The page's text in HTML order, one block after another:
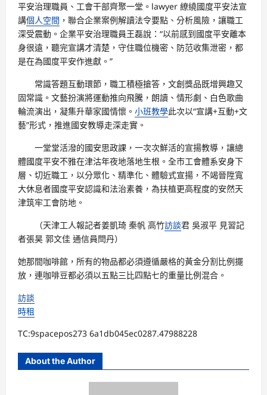
平安治理職員、工會干部齊聚一堂。lawyer 繚繞國度平安法宣
講個人空間 ，聯合企業案例解讀法令要點、分析風險，讓職工
深受震動。企業平安治理職員王磊說：“以前感到國度平安離本
身很遠，聽完宣講才清楚，守住職位機密、防范收集泄密，都
是在為國度平安作進獻。”
常識答題互動環節，職工積極搶答，文創獎品既增興趣又
固常識。文藝扮演將運動推向飛騰，朗讀、情形劇、白色歌曲
輪流演出，凝集升華家國情懷。 小班教學此次以“宣講+互動+文
藝”形式，推進國安教導走深走實。
一堂堂活潑的國安思政課，一次次鮮活的宣揚教導，讓總
體國度平安不雅在津沽年夜地落地生根。全市工會體系安身下
層、切近職工，以分眾化、精準化、體驗式宣揚，不竭晉陞寬
大休息者國度平安認識和法治素養，為扶植更高程度的安然天
津筑牢工會防地。
（天津工人報記者姜凱琦 秦帆 高竹訪談君 吳淑平 見習記
者張昊 郭文佳 通信員閆丹）
她那間咖啡館，所有的物品都必須遵循嚴格的黃金分割比例擺
放，連咖啡豆都必須以五點三比四點七的重量比例混合。
訪談
時租
TC:9spacepos273 6a1db045ec0287.47988228
About the Author